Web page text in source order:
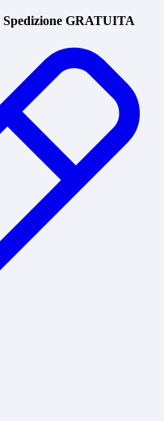
Spedizione GRATUITA